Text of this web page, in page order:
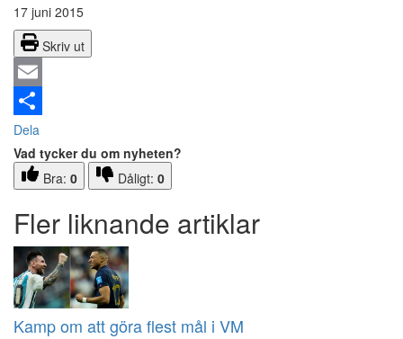
17 juni 2015
Skriv ut
Email
Dela
Vad tycker du om nyheten?
Bra: 0 Dåligt: 0
Fler liknande artiklar
Kamp om att göra flest mål i VM